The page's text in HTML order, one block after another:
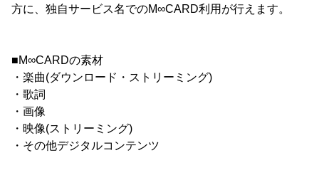
方に、独自サービス名でのM∞CARD利用が行えます。
■M∞CARDの素材
・楽曲(ダウンロード・ストリーミング)
・歌詞
・画像
・映像(ストリーミング)
・その他デジタルコンテンツ